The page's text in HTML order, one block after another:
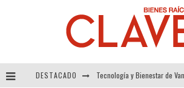
DESTACADO